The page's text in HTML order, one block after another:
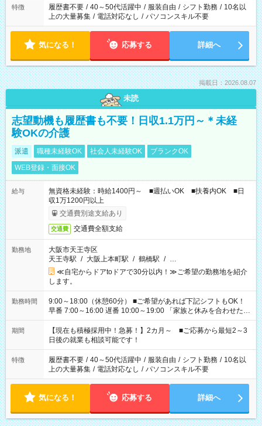
合は応募できません。
特徴 履歴書不要 / 40～50代活躍中 / 服装自由 / シフト勤務 / 10名以
上の大量募集 / 電話対応なし / パソコンスキル不要
気になる！ 応募する 詳細へ
掲載日：2026.08.07
未読
志望動機も履歴書も不要！日収1.1万円～＊未経
験OKの介護
派遣 職種未経験OK 社会人未経験OK
ブランクOK
WEB登録・面接OK
給与
無資格未経験：時給1400円～ ■週払いOK ■扶養内OK ■日
収1万1200円以上
交通費別途支給あり
交通費 交通費全額支給
勤務地
大阪市天王寺区
天王寺駅 / 大阪上本町駅 / 鶴橋駅 / …
≪自宅からドアtoドアで30分以内！≫ご希望の勤務地を紹介
します。
勤務時間
9:00～18:00（休憩60分） ■ご希望があれば下記シフトもOK！
早番 7:00～16:00 遅番 10:00～19:00 「家族と休みを合わせた
い」 「余裕を持って夕飯の準備がしたい」 「できれば残業はし
たくない」 など、ご希望を教えてくださいね。 ※Wワーク希望
の方へ 今ご覧のお仕事で希望する勤務時間と、もう1つのお仕事
の勤務時間。 合計で週40時間を超える場合は応募できません。
期間
【現在も積極採用中！急募！】2カ月～ ■ご応募から最短2～3
日後の就業も相談可能です！
特徴 履歴書不要 / 40～50代活躍中 / 服装自由 / シフト勤務 / 10名以
上の大量募集 / 電話対応なし / パソコンスキル不要
気になる！ 応募する 詳細へ